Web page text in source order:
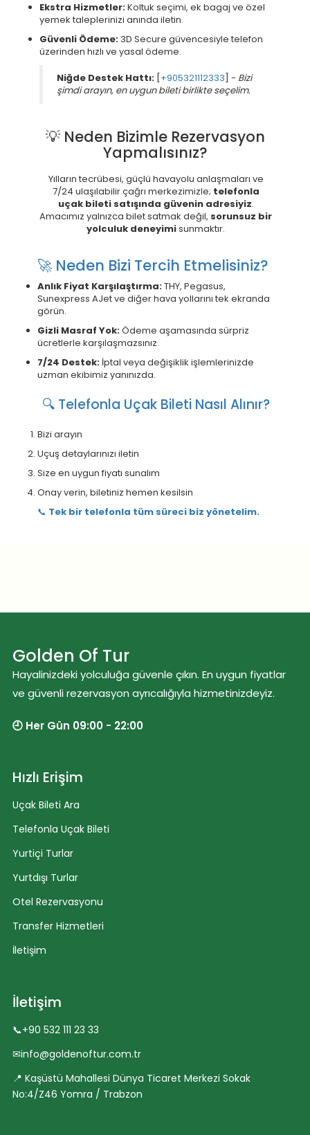
Anlık Fiyat Karşılaştırma:THY, Pegasus,
Sunexpress AJet ve diğer hava yollarını tek ekranda
görün.
Gizli Masraf Yok:Ödeme aşamasında sürpriz
ücretlerle karşılaşmazsınız.
7/24 Destek: İptal veya değişiklik işlemlerinizde
uzman ekibimiz yanınızda.
🚀 Neden Bizi Tercih Etmelisiniz?
Bizi arayın
Uçuş detaylarınızı iletin
Size en uygun fiyatı sunalım
Onay verin, biletiniz hemen kesilsin
📞 Tek bir telefonla tüm süreci biz yönetelim.
🔍 Telefonla Uçak Bileti Nasıl Alınır?
Yılların tecrübesi, güçlü havayolu anlaşmaları ve
7/24 ulaşılabilir çağrı merkezimizle; telefonla
uçak bileti satışında güvenin adresiyiz.
Amacımız yalnızca bilet satmak değil, sorunsuz bir
yolculuk deneyimisunmaktır.
💡 Neden Bizimle Rezervasyon
Yapmalısınız?
Ekstra Hizmetler:Koltuk seçimi, ek bagaj ve özel
yemek taleplerinizi anında iletin.
Güvenli Ödeme: 3D Secure güvencesiyle telefon
üzerinden hızlı ve yasal ödeme.
Niğde Destek Hattı: [+905321112333] - Bizi
şimdi arayın, en uygun bileti birlikte seçelim.
Golden Of Tur
Hayalinizdeki yolculuğa güvenle çıkın. En uygun fiyatlar
ve güvenli rezervasyon ayrıcalığıyla hizmetinizdeyiz.
🕘 Her Gün 09:00 - 22:00
Hızlı Erişim
Uçak Bileti Ara
Telefonla Uçak Bileti
Yurtiçi Turlar
Yurtdışı Turlar
Otel Rezervasyonu
Transfer Hizmetleri
İletişim
İletişim
📞+90 532 111 23 33
✉info@goldenoftur.com.tr
📍 Kaşüstü Mahallesi Dünya Ticaret Merkezi Sokak
No:4/Z46 Yomra / Trabzon